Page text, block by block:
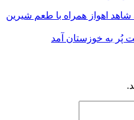
شاهد اهواز همراه با طعم شیرین
پُر به خوزستان آمد